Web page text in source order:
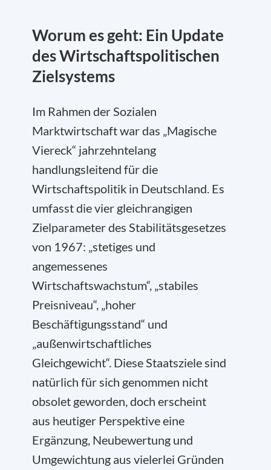
Worum es geht: Ein Update
des Wirtschaftspolitischen
Zielsystems
Im Rahmen der Sozialen
Marktwirtschaft war das „Magische
Viereck“ jahrzehntelang
handlungsleitend für die
Wirtschaftspolitik in Deutschland. Es
umfasst die vier gleichrangigen
Zielparameter des Stabilitätsgesetzes
von 1967: „stetiges und
angemessenes
Wirtschaftswachstum“, „stabiles
Preisniveau“, „hoher
Beschäftigungsstand“ und
„außenwirtschaftliches
Gleichgewicht“. Diese Staatsziele sind
natürlich für sich genommen nicht
obsolet geworden, doch erscheint
aus heutiger Perspektive eine
Ergänzung, Neubewertung und
Umgewichtung aus vielerlei Gründen